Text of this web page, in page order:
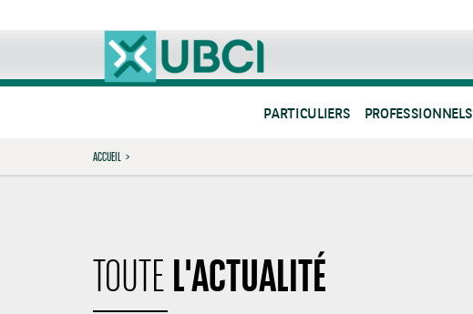
PARTICULIERS PROFESSIONNELS
ACCUEIL >
TOUTEL'ACTUALITÉ